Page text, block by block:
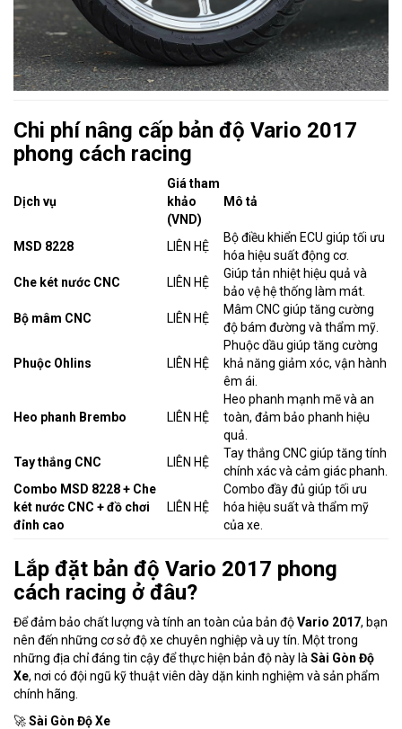
Chi phí nâng cấp bản độ Vario 2017
phong cách racing
Dịch vụ
Giá tham
khảo
(VND)
Mô tả
MSD 8228 LIÊN HỆ
Bộ điều khiển ECU giúp tối ưu
hóa hiệu suất động cơ.
Che két nước CNC
LIÊN HỆ
Giúp tản nhiệt hiệu quả và
bảo vệ hệ thống làm mát.
Bộ mâm CNC
LIÊN HỆ
Mâm CNC giúp tăng cường
độ bám đường và thẩm mỹ.
Phuộc Ohlins LIÊN HỆ
Phuộc dầu giúp tăng cường
khả năng giảm xóc, vận hành
êm ái.
Heo phanh Brembo LIÊN HỆ
Heo phanh mạnh mẽ và an
toàn, đảm bảo phanh hiệu
quả.
Tay thắng CNC
LIÊN HỆ
Tay thắng CNC giúp tăng tính
chính xác và cảm giác phanh.
Combo MSD 8228 + Che
két nước CNC + đồ chơi
đỉnh cao
LIÊN HỆ
Combo đầy đủ giúp tối ưu
hóa hiệu suất và thẩm mỹ
của xe.
Lắp đặt bản độ Vario 2017 phong
cách racing ở đâu?
Để đảm bảo chất lượng và tính an toàn của bản độVario 2017, bạn
nên đến những cơ sở độ xe chuyên nghiệp và uy tín. Một trong
những địa chỉ đáng tin cậy để thực hiện bản độ này là Sài Gòn Độ
Xe, nơi có đội ngũ kỹ thuật viên dày dặn kinh nghiệm và sản phẩm
chính hãng.
🚀Sài Gòn Độ Xe